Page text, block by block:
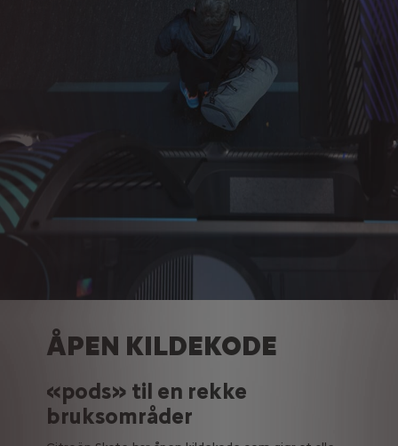
ÅPEN KILDEKODE
«pods» til en rekke
bruksområder